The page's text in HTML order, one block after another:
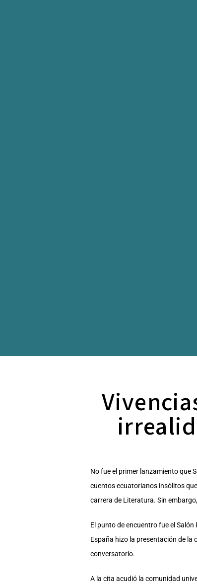
No fue el primer lanzamiento que
cuentos ecuatorianos insólitos
carrera de Literatura. Sin
El punto de encuentro fue el
España hizo la presentación de la
conversatorio.
A la cita acudió la comunidad